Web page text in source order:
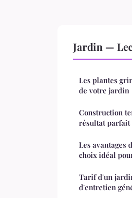
Jardin —
Les plantes
de votre jardin
Construction
résultat parfait
Les avantages
choix idéal
Tarif d'un
d'entretien